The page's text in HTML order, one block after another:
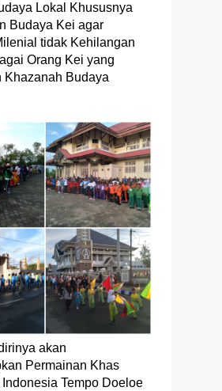
Lokal Khususnya
Budaya Kei agar
tidak Kehilangan
Orang Kei yang
Khazanah Budaya
akan
Permainan Khas
Tempo Doeloe